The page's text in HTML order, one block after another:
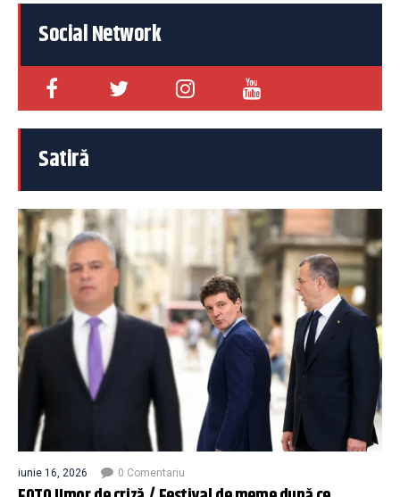
Social Network
Satiră
iunie 16, 2026 0 Comentariu